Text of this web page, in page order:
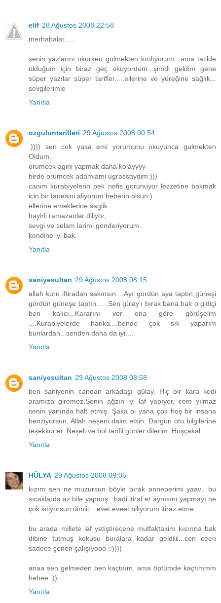
elif 28 Ağustos 2008 22:58
merhabalar......
senin yazlarını okurken gülmekten kırılıyorum.. ama tatilde
olduğum için biraz geç okuyordum...şimdi geldim gene
süper yazılar süper tarifler.....ellerine ve yüreğine sağlık...
sevgilerimle
Yanıtla
ozguluntarifleri 29 Ağustos 2008 00:54
:)))) sen cok yasa emi yorumunu okuyunca gulmekten
Öldum.
orumcek agini yapmak daha kolayyyy
birde orumcek adamlami ugrassaydim:)))
canim kurabiyelerin pek nefis gorunuyor lezzetine bakmak
icin bir tanesini aliyorum heberin olsun:)
ellerine emeklerine saglik.
hayirli ramazanlar diliyor,
sevgi ve selam larimi gonderiyorum.
kendine iyi bak.
Yanıtla
saniyesultan 29 Ağustos 2008 08:15
allah kuru iftiradan sakınsın....Ayı gördün aya taptın güneşi
gördün güneşe taptın......Sen gülay'ı bırak bana bak o gidiçi
ben kalıcı...Kararını ver ona göre görüşelim
....Kurabiyelerde harika....bende çok sık yaparım
bunlardan...senden daha da iyi.....
Yanıtla
saniyesultan 29 Ağustos 2008 08:58
ben saniyenin candan arkadaşı gülay. Hiç bir kara kedi
aramıza giremez.Senin ağzın iyi laf yapıyor, cem yılmaz
senin yanında halt etmiş. Şaka bi yana çok hoş bir insana
benziyorsun. Allah neşeni daim etsin. Dargun otu bilgilerine
teşekkürler. Neşeli ve bol tarifli günler dilerim. Hoşçakal
Yanıtla
HÜLYA 29 Ağustos 2008 09:05
kızım sen ne muzursun böyle bırak anneperimi yaav.. bu
sıcaklarda az bile yapmış . hadi itiraf et aynısını yapmayı ne
çok istiyorsun dimiii... evet eveet biliyorum itiraz etme..
bu arada millete laf yetiştirecene mutfaktakim kısırına bak
dibine tutmuş kokusu buralara kadar geldiiii...cen ceen
sadece çenen çalışıyooo ::))))
anaa sen gelmeden ben kaçtııım. ama öptümde kaçtımmm
hehee :))
Yanıtla